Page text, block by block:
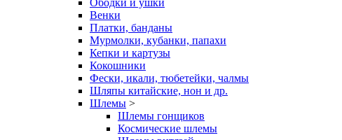
Ободки и ушки
Венки
Платки, банданы
Мурмолки, кубанки, папахи
Кепки и картузы
Кокошники
Фески, икали, тюбетейки, чалмы
Шляпы китайские, нон и др.
Шлемы >
Шлемы гонщиков
Космические шлемы